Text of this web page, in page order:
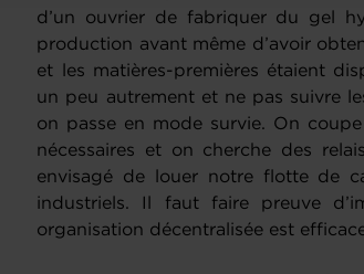
d’un ouvrier de fabriquer du gel
production avant même d’avoir
et les matières-premières étaient
un peu autrement et ne pas suivre
on passe en mode survie. On
nécessaires et on cherche des
envisagé de louer notre flotte de
industriels. Il faut faire preuve
organisation décentralisée est